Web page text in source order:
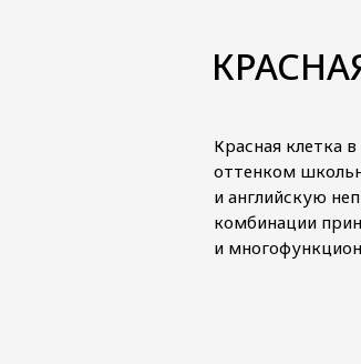
Здесь мы представили
производства,
качеством и
Красная клетка
оттенком
и английскую
комбинации
и